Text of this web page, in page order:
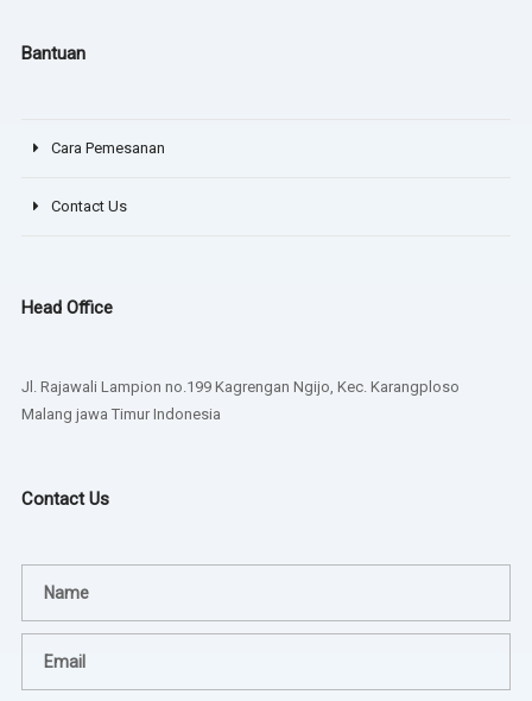
Bantuan
Cara Pemesanan
Contact Us
Head Office
Jl. Rajawali Lampion no.199 Kagrengan Ngijo, Kec. Karangploso
Malang jawa Timur Indonesia
Contact Us